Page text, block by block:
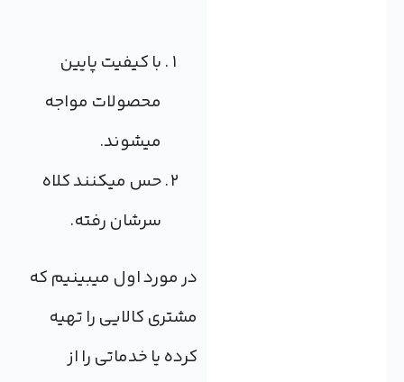
با کیفیت پایین
محصولات مواجه
می‎شوند.
حس می‎کنند کلاه
سرشان رفته.
در مورد اول می‎بینیم که
مشتری کالایی را تهیه
کرده یا خدماتی را از